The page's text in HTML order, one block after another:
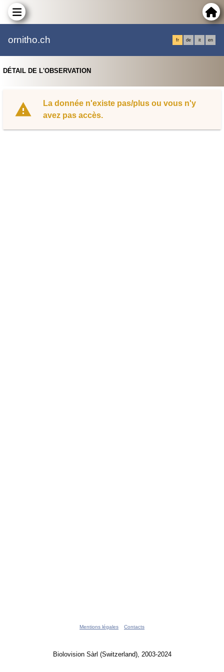
ornitho.ch fr de it en
DÉTAIL DE L'OBSERVATION
La donnée n'existe pas/plus ou vous n'y
avez pas accès.
Mentions légales Contacts
Biolovision Sàrl (Switzerland), 2003-2024